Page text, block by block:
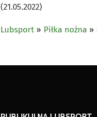
(21.05.2022)
Lubsport » Piłka nożna »